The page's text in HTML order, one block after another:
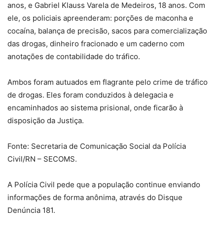
anos, e Gabriel Klauss Varela de Medeiros, 18 anos. Com
ele, os policiais apreenderam: porções de maconha e
cocaína, balança de precisão, sacos para comercialização
das drogas, dinheiro fracionado e um caderno com
anotações de contabilidade do tráfico.
Ambos foram autuados em flagrante pelo crime de tráfico
de drogas. Eles foram conduzidos à delegacia e
encaminhados ao sistema prisional, onde ficarão à
disposição da Justiça.
Fonte: Secretaria de Comunicação Social da Polícia
Civil/RN – SECOMS.
A Polícia Civil pede que a população continue enviando
informações de forma anônima, através do Disque
Denúncia 181.